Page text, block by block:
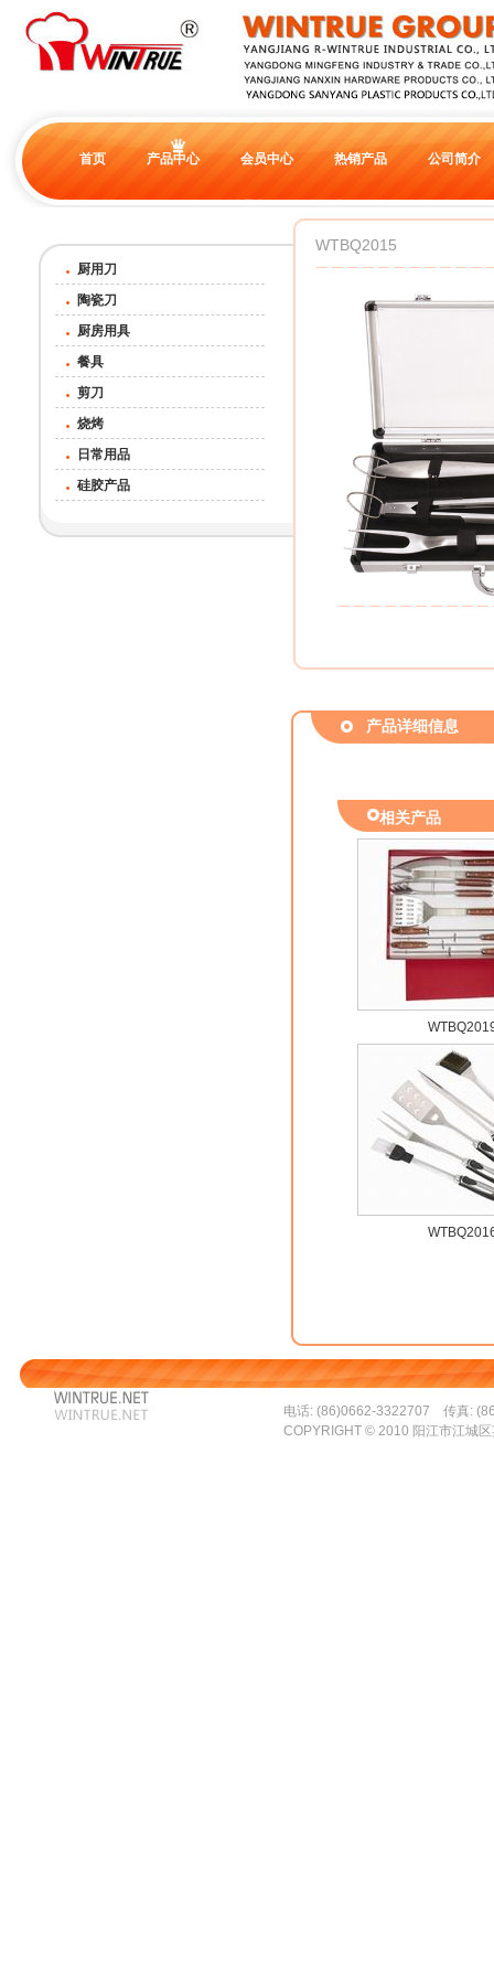
首页 产品中心 会员中心 热销产品 公司简介
厨用刀
陶瓷刀
厨房用具
餐具
剪刀
烧烤
日常用品
硅胶产品
WTBQ2015
产品详细信息
相关产品
电话: (86)0662-3322707 传真:
COPYRIGHT © 2010 阳江市江城